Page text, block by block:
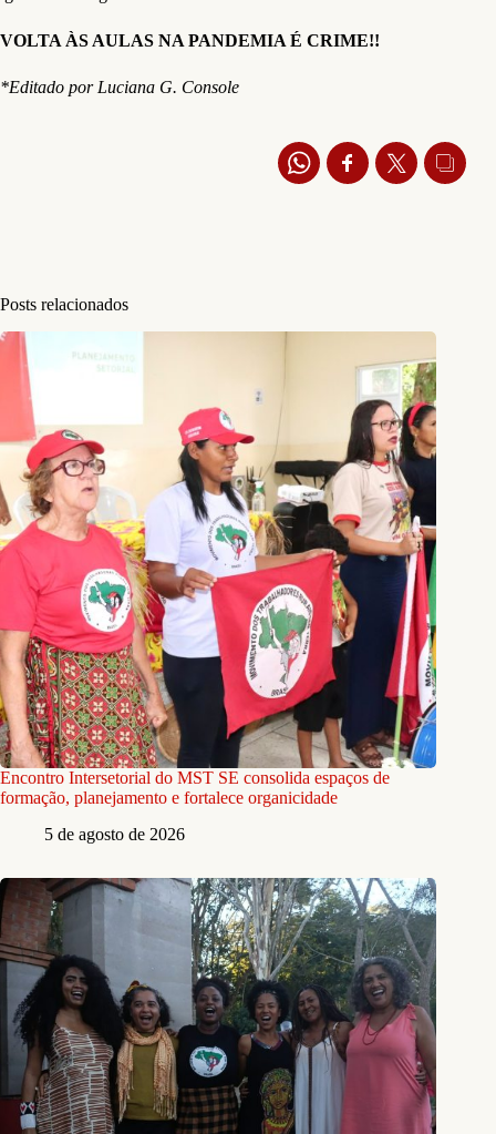
VOLTA ÀS AULAS NA PANDEMIA É CRIME!!
*Editado por Luciana G. Console
Posts relacionados
Encontro Intersetorial do MST SE consolida espaços de
formação, planejamento e fortalece organicidade
5 de agosto de 2026